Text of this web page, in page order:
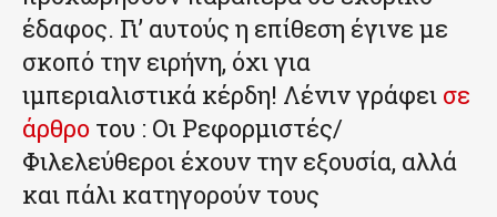
έδαφος. Γι’ αυτούς η επίθεση έγινε με
σκοπό την ειρήνη, όχι για
ιμπεριαλιστικά κέρδη! Λένιν γράφει σε
άρθρο του : Οι Ρεφορμιστές/
Φιλελεύθεροι έχουν την εξουσία, αλλά
και πάλι κατηγορούν τους